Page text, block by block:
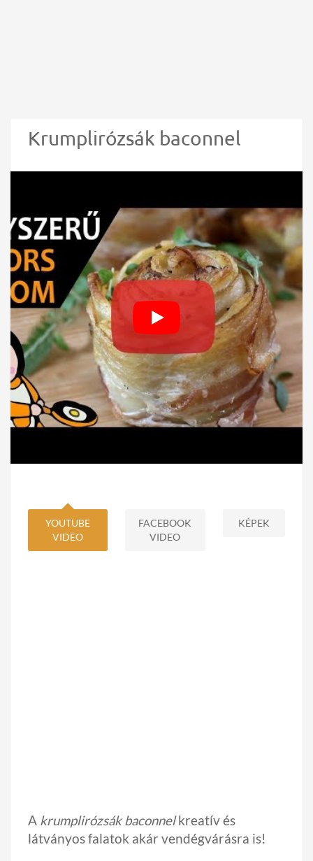
Krumplirózsák baconnel
YOUTUBE
VIDEO
FACEBOOK
VIDEO
KÉPEK
A krumplirózsák baconnelkreatív és
látványos falatok akár vendégvárásra is!